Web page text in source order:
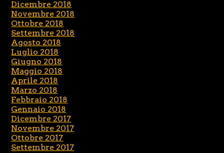
Dicembre 2018
Novembre 2018
Ottobre 2018
Settembre 2018
Agosto 2018
Luglio 2018
Giugno 2018
Maggio 2018
Aprile 2018
Marzo 2018
Febbraio 2018
Gennaio 2018
Dicembre 2017
Novembre 2017
Ottobre 2017
Settembre 2017